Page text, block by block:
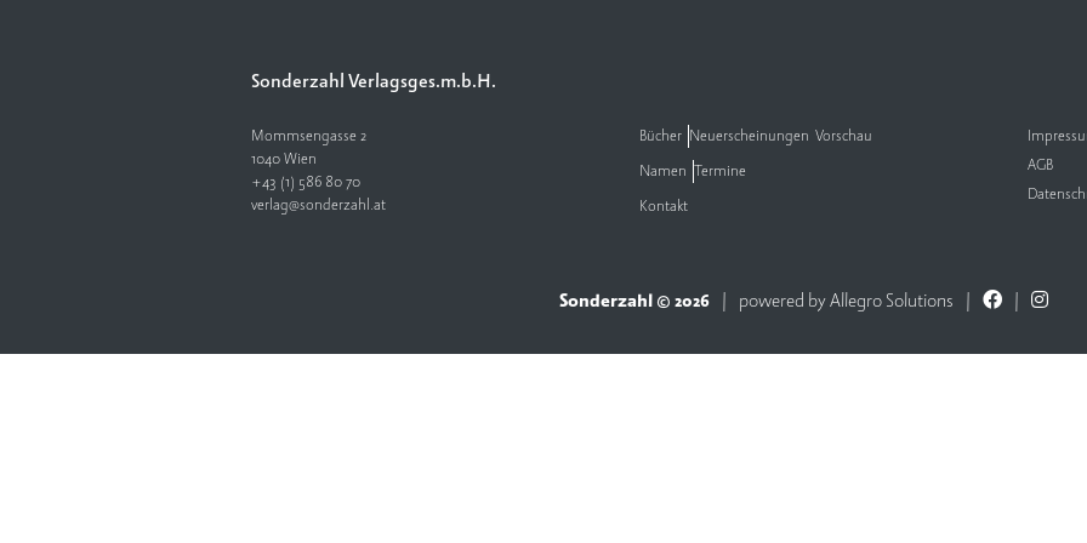
Sonderzahl Verlagsges.m.b.H.
Mommsengasse 2
1040 Wien
+43 (1) 586 80 70
verlag@sonderzahl.at
Bücher Neuerscheinungen Vorschau
Namen Termine
Kontakt
AGB
Sonderzahl © 2026 powered byAllegro Solutions